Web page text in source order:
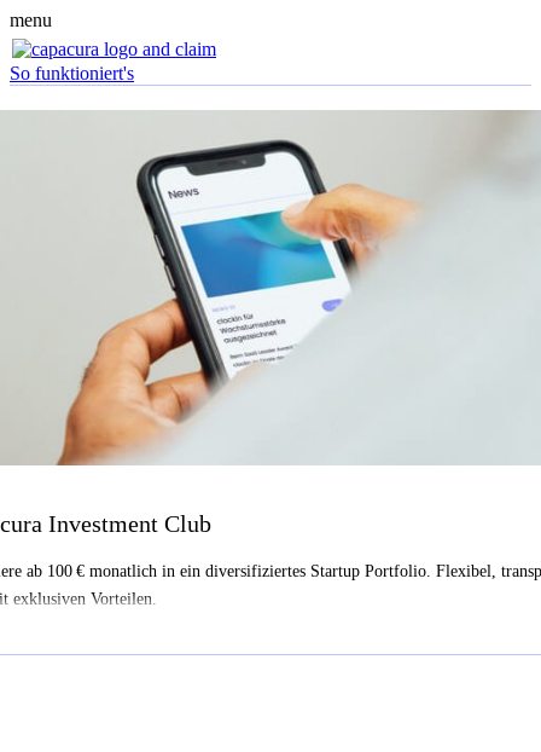
menu
So funktioniert's
Investment Club
ab 100 € monatlich in ein diversifiziertes Startup Portfolio. Flexibel,
exklusiven Vorteilen.